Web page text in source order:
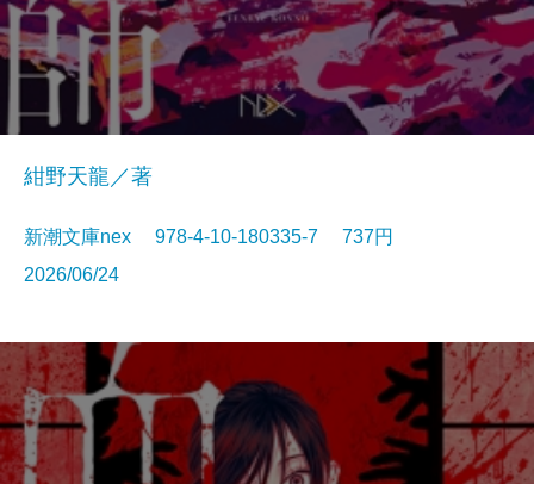
紺野天龍／著
新潮文庫nex 978-4-10-180335-7 737円
2026/06/24